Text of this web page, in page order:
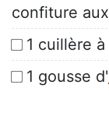
confiture aux
1 cuillère
1 gousse d'